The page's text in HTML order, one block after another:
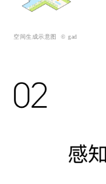
空间生成示意图 © gad